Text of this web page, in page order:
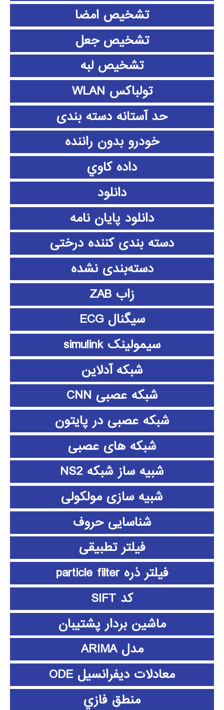
تشخیص امضا
تشخیص جعل
تشخیص لبه
تولباکس WLAN
حد آستانه دسته بندی
خودرو بدون راننده
داده كاوي
دانلود
دانلود پايان نامه
دسته بندی کننده درختی
دسته‌بندی نشده
زاب ZAB
سیگنال ECG
سیمولینک simulink
شبکه آدلاین
شبکه عصبی CNN
شبکه عصبی در پایتون
شبکه های عصبی
شبیه ساز شبکه NS2
شبیه سازی مولکولی
شناسایی حروف
فیلتر تطبیقی
فیلتر ذره particle filter
کد SIFT
ماشین بردار پشتیبان
مدل ARIMA
معادلات دیفرانسیل ODE
منطق فازي